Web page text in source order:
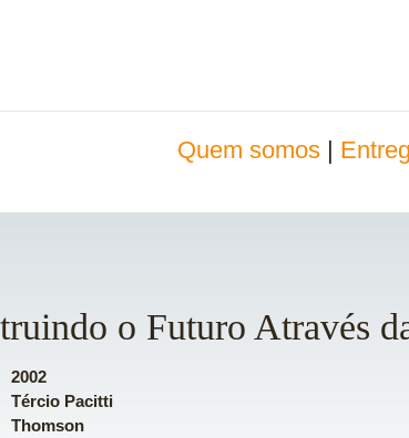
Quem somos
o Futuro Através
2002
Tércio Pacitti
Thomson